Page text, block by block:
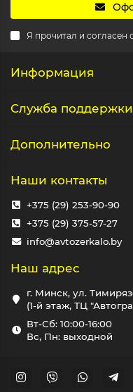
Я прочитал и согласен
Информация
Служба поддержки
Дополнительно
Наши контакты
+375 (29) 253-90-90
+375 (29) 375-57-27
info@avtozerkalo.by
Наш адрес
г. Минск, ул.
(1-й этаж, ТЦ
Вт-Сб: 10:00-16:00
Вс, Пн: выходной